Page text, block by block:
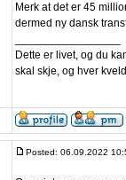
Merk at det er 45
dermed ny dansk
Dette er livet, og du
skal skje, og hver
Posted: 06.09.2022